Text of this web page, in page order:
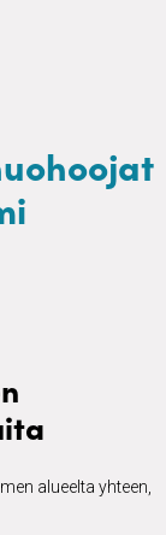
alueelta yhteen,